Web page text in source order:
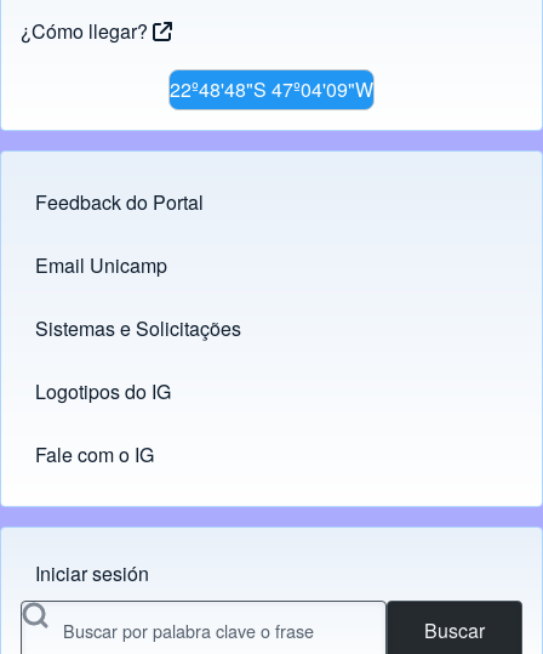
¿Cómo llegar?
22º48'48"S 47º04'09"W
Footer menu
Feedback do Portal
Links
Email Unicamp
(opens in new tab)
Sistemas e Solicitações
(opens in new tab)
Logotipos do IG
(opens in new tab)
Fale com o IG
Menu do usuário
Iniciar sesión
Buscar